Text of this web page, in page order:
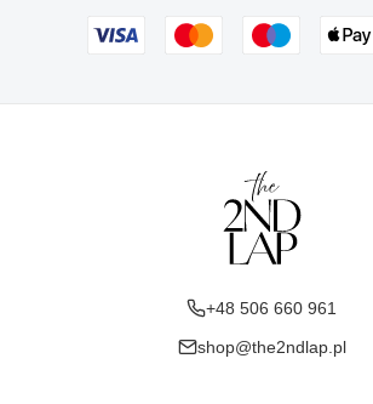
+48 506 660 961
shop@the2ndlap.pl